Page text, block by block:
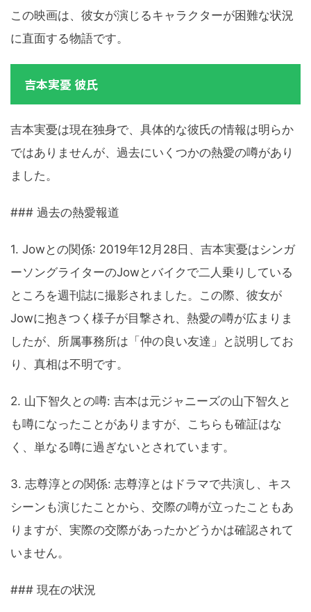
この映画は、彼女が演じるキャラクターが困難な状況
に直面する物語です。
吉本実憂 彼氏
吉本実憂は現在独身で、具体的な彼氏の情報は明らか
ではありませんが、過去にいくつかの熱愛の噂があり
ました。
### 過去の熱愛報道
1. Jowとの関係: 2019年12月28日、吉本実憂はシンガ
ーソングライターのJowとバイクで二人乗りしている
ところを週刊誌に撮影されました。この際、彼女が
Jowに抱きつく様子が目撃され、熱愛の噂が広まりま
したが、所属事務所は「仲の良い友達」と説明してお
り、真相は不明です。
2. 山下智久との噂: 吉本は元ジャニーズの山下智久と
も噂になったことがありますが、こちらも確証はな
く、単なる噂に過ぎないとされています。
3. 志尊淳との関係: 志尊淳とはドラマで共演し、キス
シーンも演じたことから、交際の噂が立ったこともあ
りますが、実際の交際があったかどうかは確認されて
いません。
### 現在の状況